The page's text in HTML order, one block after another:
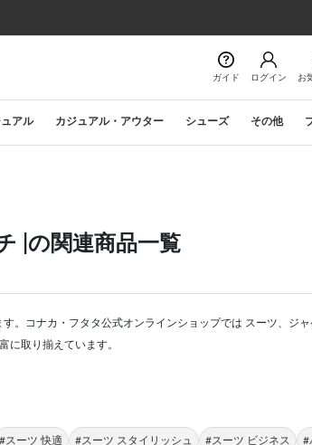
ガイド ログイン お
アル カジュアル・アウター シューズ その他
|の関連商品一覧
。コナカ・フタタ公式オンラインショップでは スーツ、ジ
に取り揃えています。
#スーツ 快適 #スーツ スタイリッシュ #スーツ ビジネス #